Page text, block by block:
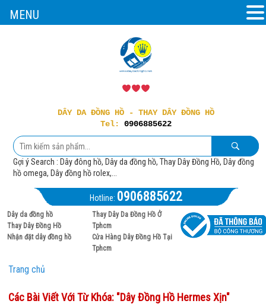
DÂY DA ĐỒNG HỒ - THAY DÂY ĐỒNG HỒ
Tel: 0906885622
Gợi ý Search : Dây đông hồ, Dây da đồng hồ, Thay Dây Đồng Hồ, Dây đồng
hồ omega, Dây đồng hồ rolex,...
Hotline: 0906885622
Dây da đồng hồ
Thay Dây Đồng Hồ
Nhận đặt dây đồng hồ
Thay Dây Da Đồng Hồ Ở
Tphcm
Cửa Hàng Dây Đồng Hồ Tại
Tphcm
Trang chủ
Các Bài Viết Với Từ Khóa: "Dây Đồng Hồ Hermes Xịn"
MENU